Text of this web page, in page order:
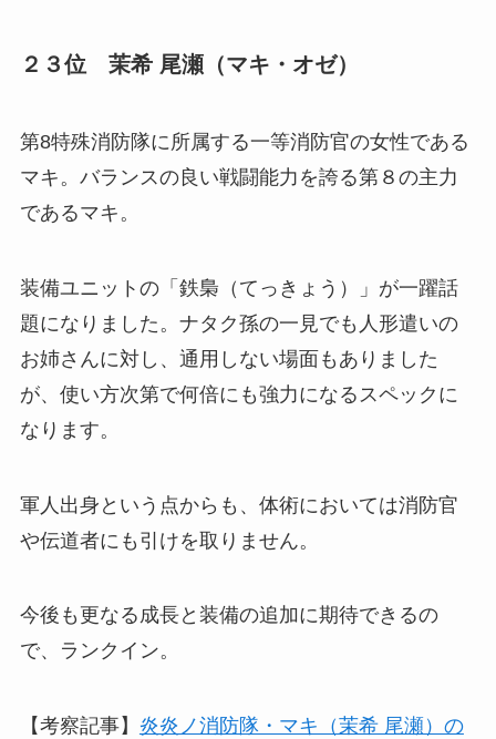
２３位 茉希 尾瀬（マキ・オゼ）
第8特殊消防隊に所属する一等消防官の女性である
マキ。バランスの良い戦闘能力を誇る第８の主力
であるマキ。
装備ユニットの「鉄梟（てっきょう）」が一躍話
題になりました。ナタク孫の一見でも人形遣いの
お姉さんに対し、通用しない場面もありました
が、使い方次第で何倍にも強力になるスペックに
なります。
軍人出身という点からも、体術においては消防官
や伝道者にも引けを取りません。
今後も更なる成長と装備の追加に期待できるの
で、ランクイン。
【考察記事】 炎炎ノ消防隊・マキ（茉希 尾瀬）の